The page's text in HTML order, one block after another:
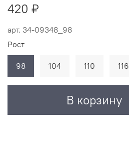
арт. 34-09348_98
420 ₽
В корзину
Рост
98 104 110 116